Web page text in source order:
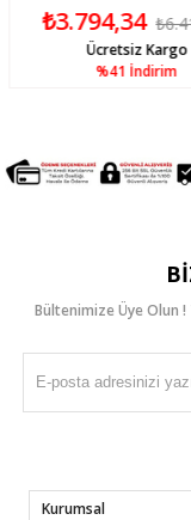
₺3.794,34
%41 İndirim
Ücretsiz Kargo
Bültenimize Üye Olun
Kurumsal